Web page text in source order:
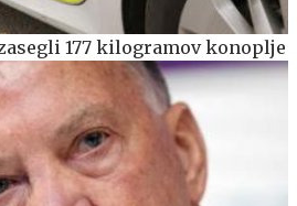
177 kilogramov konoplje